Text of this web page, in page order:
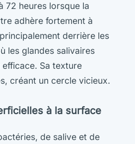
72 heures lorsque la
adhère fortement à
derrière les
les glandes salivaires
Sa texture
créant un cercle vicieux.
à la surface
de salive et de